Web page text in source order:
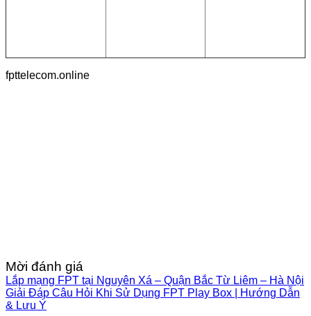
fpttelecom.online
Mời đánh giá
Lắp mạng FPT tại Nguyên Xá – Quận Bắc Từ Liêm – Hà Nội
Giải Đáp Câu Hỏi Khi Sử Dụng FPT Play Box | Hướng Dẫn
& Lưu Ý